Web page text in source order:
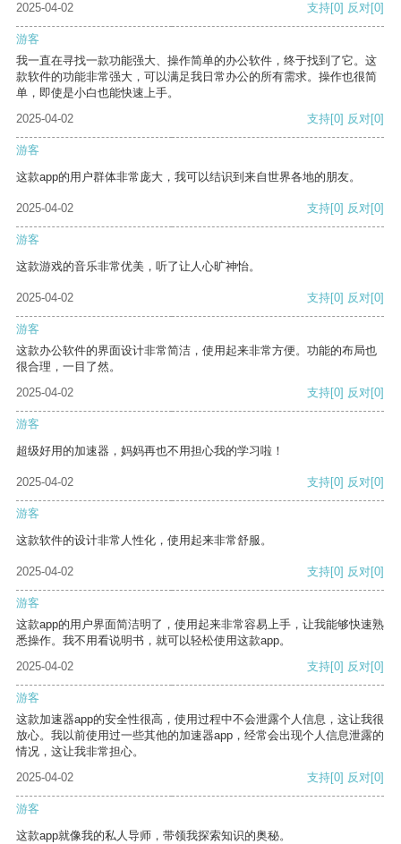
2025-04-02 支持[0] 反对[0]
游客
我一直在寻找一款功能强大、操作简单的办公软件，终于找到了它。这
款软件的功能非常强大，可以满足我日常办公的所有需求。操作也很简
单，即使是小白也能快速上手。
2025-04-02
支持[0] 反对[0]
游客
这款app的用户群体非常庞大，我可以结识到来自世界各地的朋友。
2025-04-02 支持[0] 反对[0]
游客
这款游戏的音乐非常优美，听了让人心旷神怡。
2025-04-02 支持[0] 反对[0]
游客
这款办公软件的界面设计非常简洁，使用起来非常方便。功能的布局也
很合理，一目了然。
2025-04-02
支持[0] 反对[0]
游客
超级好用的加速器，妈妈再也不用担心我的学习啦！
2025-04-02 支持[0] 反对[0]
游客
这款软件的设计非常人性化，使用起来非常舒服。
2025-04-02 支持[0] 反对[0]
游客
这款app的用户界面简洁明了，使用起来非常容易上手，让我能够快速熟
悉操作。我不用看说明书，就可以轻松使用这款app。
2025-04-02
支持[0] 反对[0]
游客
这款加速器app的安全性很高，使用过程中不会泄露个人信息，这让我很
放心。我以前使用过一些其他的加速器app，经常会出现个人信息泄露的
情况，这让我非常担心。
2025-04-02
支持[0] 反对[0]
游客
这款app就像我的私人导师，带领我探索知识的奥秘。